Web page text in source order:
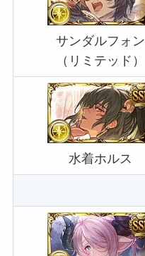
サンダルフォン
（リミテッド）
水着ホルス